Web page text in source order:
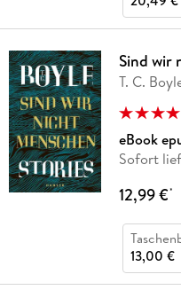
Sind wir
T. C.
eBook
Sofort
12,99 €*
13,00 €